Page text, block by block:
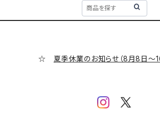
☆ 夏季休業のお知らせ（8月8日～